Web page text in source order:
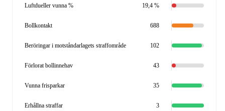
Luftdueller vunna % 19,4 %
Bollkontakt 688
Beröringar i motståndarlagets straffområde 102
Förlorat bollinnehav 43
Vunna frisparkar 35
Erhållna straffar 3